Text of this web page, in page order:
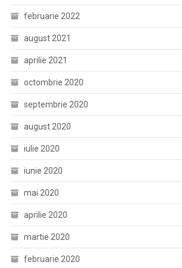
februarie 2022
august 2021
aprilie 2021
octombrie 2020
septembrie 2020
august 2020
iulie 2020
iunie 2020
mai 2020
aprilie 2020
martie 2020
februarie 2020